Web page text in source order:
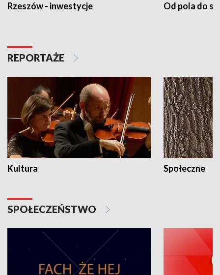
Rzeszów - inwestycje Od pola do
REPORTAŻE
Kultura Społeczne
SPOŁECZEŃSTWO